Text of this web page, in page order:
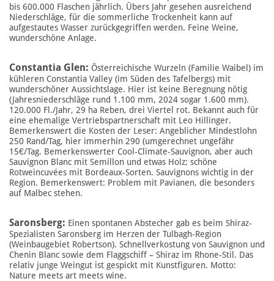
bis 600.000 Flaschen jährlich. Übers Jahr gesehen ausreichend
Niederschläge, für die sommerliche Trockenheit kann auf
aufgestautes Wasser zurückgegriffen werden. Feine Weine,
wunderschöne Anlage.
Constantia Glen: Österreichische Wurzeln (Familie Waibel) im
kühleren Constantia Valley (im Süden des Tafelbergs) mit
wunderschöner Aussichtslage. Hier ist keine Beregnung nötig
(Jahresniederschläge rund 1.100 mm, 2024 sogar 1.600 mm).
120.000 Fl./Jahr, 29 ha Reben, drei Viertel rot. Bekannt auch für
eine ehemalige Vertriebspartnerschaft mit Leo Hillinger.
Bemerkenswert die Kosten der Leser: Angeblicher Mindestlohn
250 Rand/Tag, hier immerhin 290 (umgerechnet ungefähr
15€/Tag. Bemerkenswerter Cool-Climate-Sauvignon, aber auch
Sauvignon Blanc mit Semillon und etwas Holz; schöne
Rotweincuvées mit Bordeaux-Sorten. Sauvignons wichtig in der
Region. Bemerkenswert: Problem mit Pavianen, die besonders
auf Malbec stehen.
Saronsberg: Einen spontanen Abstecher gab es beim Shiraz-
Spezialisten Saronsberg im Herzen der Tulbagh-Region
(Weinbaugebiet Robertson). Schnellverkostung von Sauvignon und
Chenin Blanc sowie dem Flaggschiff – Shiraz im Rhone-Stil. Das
relativ junge Weingut ist gespickt mit Kunstfiguren. Motto:
Nature meets art meets wine.